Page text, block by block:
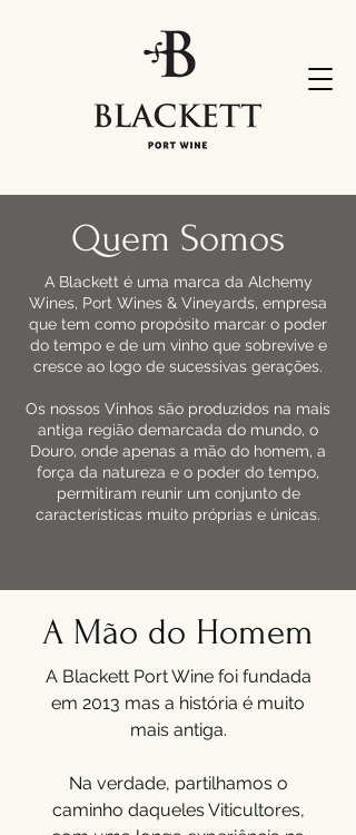
Quem Somos
A Blackett é uma marca da Alchemy
Wines, Port Wines & Vineyards, empresa
que tem como propósito marcar o poder
do tempo e de um vinho que sobrevive e
cresce ao logo de sucessivas gerações.
Os nossos Vinhos são produzidos na mais
antiga região demarcada do mundo, o
Douro, onde apenas a mão do homem, a
força da natureza e o poder do tempo,
permitiram reunir um conjunto de
características muito próprias e únicas.
A Mão do Homem
A Blackett Port Wine foi fundada
em 2013 mas a história é muito
mais antiga.
Na verdade, partilhamos o
caminho daqueles Viticultores,